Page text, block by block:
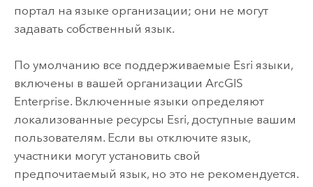
портал на языке организации; они не могут
задавать собственный язык.
По умолчанию все поддерживаемые Esri языки,
включены в вашей организации ArcGIS
Enterprise. Включенные языки определяют
локализованные ресурсы Esri, доступные вашим
пользователям. Если вы отключите язык,
участники могут установить свой
предпочитаемый язык, но это не рекомендуется.